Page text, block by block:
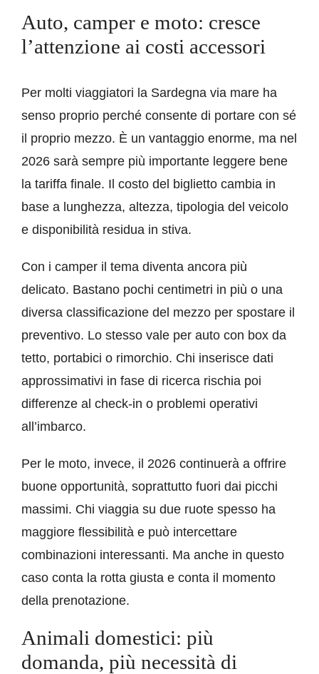
Auto, camper e moto: cresce
l’attenzione ai costi accessori
Per molti viaggiatori la Sardegna via mare ha
senso proprio perché consente di portare con sé
il proprio mezzo. È un vantaggio enorme, ma nel
2026 sarà sempre più importante leggere bene
la tariffa finale. Il costo del biglietto cambia in
base a lunghezza, altezza, tipologia del veicolo
e disponibilità residua in stiva.
Con i camper il tema diventa ancora più
delicato. Bastano pochi centimetri in più o una
diversa classificazione del mezzo per spostare il
preventivo. Lo stesso vale per auto con box da
tetto, portabici o rimorchio. Chi inserisce dati
approssimativi in fase di ricerca rischia poi
differenze al check-in o problemi operativi
all’imbarco.
Per le moto, invece, il 2026 continuerà a offrire
buone opportunità, soprattutto fuori dai picchi
massimi. Chi viaggia su due ruote spesso ha
maggiore flessibilità e può intercettare
combinazioni interessanti. Ma anche in questo
caso conta la rotta giusta e conta il momento
della prenotazione.
Animali domestici: più
domanda, più necessità di